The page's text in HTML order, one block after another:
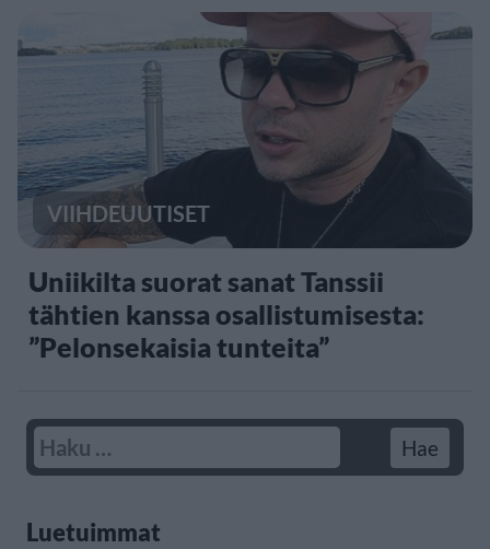
VIIHDEUUTISET
Uniikilta suorat sanat Tanssii
tähtien kanssa osallistumisesta:
”Pelonsekaisia tunteita”
Luetuimmat